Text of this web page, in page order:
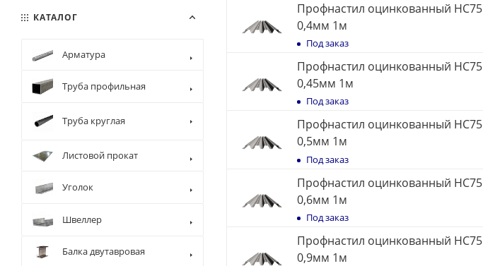
Профнастил оцинкованный НС75
0,4мм 1м
Под заказ
Профнастил оцинкованный НС75
0,45мм 1м
Под заказ
Профнастил оцинкованный НС75
0,5мм 1м
Под заказ
Профнастил оцинкованный НС75
0,6мм 1м
Под заказ
Профнастил оцинкованный НС75
0,9мм 1м
КАТАЛОГ
Арматура
Труба профильная
Труба круглая
Листовой прокат
Уголок
Швеллер
Балка двутавровая